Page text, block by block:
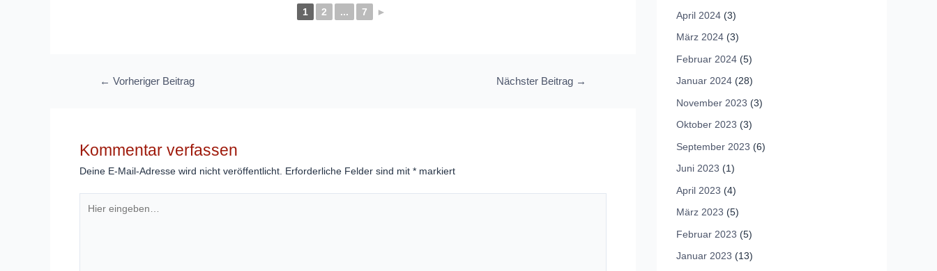
1 2 ... 7 ►
Beitragsnavigation
← Vorheriger Beitrag Nächster Beitrag →
Kommentar verfassen
Deine E-Mail-Adresse wird nicht veröffentlicht. Erforderliche Felder sind mit * markiert
eingeben…
April 2024 (3)
März 2024 (3)
Februar 2024 (5)
Januar 2024 (28)
November 2023 (3)
Oktober 2023 (3)
September 2023 (6)
Juni 2023 (1)
April 2023 (4)
März 2023 (5)
Februar 2023 (5)
Januar 2023 (13)